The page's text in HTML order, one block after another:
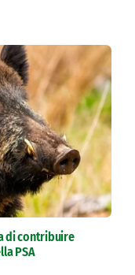
di contribuire
PSA